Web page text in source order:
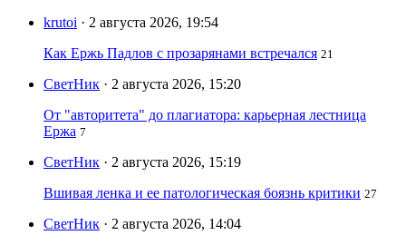
krutoi · 2 августа 2026, 19:54
Как Ержь Падлов с прозарянами встречался 21
СветНик · 2 августа 2026, 15:20
От "авторитета" до плагиатора: карьерная лестница
Ержа 7
СветНик · 2 августа 2026, 15:19
Вшивая ленка и ее патологическая боязнь критики 27
СветНик · 2 августа 2026, 14:04